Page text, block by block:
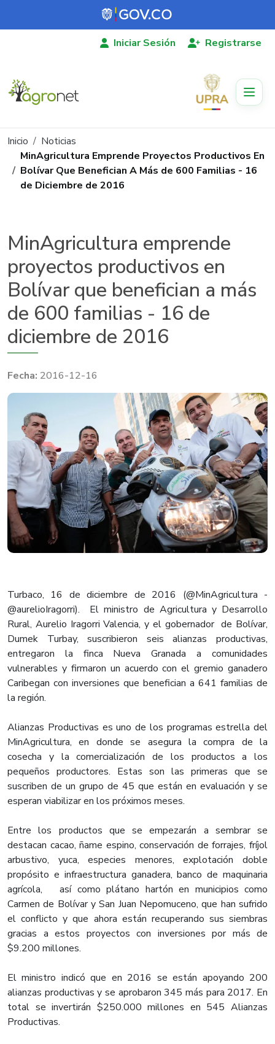
Pasar al contenido principal
Iniciar Sesión Registrarse
Ruta de navegación
Inicio
Noticias
MinAgricultura Emprende Proyectos Productivos En
Bolívar Que Benefician A Más de 600 Familias - 16
de Diciembre de 2016
MinAgricultura emprende
proyectos productivos en
Bolívar que benefician a más
de 600 familias - 16 de
diciembre de 2016
2016-12-16
Turbaco, 16 de diciembre de 2016 (@MinAgricultura -
@aurelioIragorri). El ministro de Agricultura y Desarrollo
Rural, Aurelio Iragorri Valencia, y el gobernador de Bolívar,
Dumek Turbay, suscribieron seis alianzas productivas,
entregaron la finca Nueva Granada a comunidades
vulnerables y firmaron un acuerdo con el gremio ganadero
Caribegan con inversiones que benefician a 641 familias de
la región.
Alianzas Productivas es uno de los programas estrella del
MinAgricultura, en donde se asegura la compra de la
cosecha y la comercialización de los productos a los
pequeños productores. Estas son las primeras que se
suscriben de un grupo de 45 que están en evaluación y se
esperan viabilizar en los próximos meses.
Entre los productos que se empezarán a sembrar se
destacan cacao, ñame espino, conservación de forrajes, fríjol
arbustivo, yuca, especies menores, explotación doble
propósito e infraestructura ganadera, banco de maquinaria
agrícola, así como plátano hartón en municipios como
Carmen de Bolívar y San Juan Nepomuceno, que han sufrido
el conflicto y que ahora están recuperando sus siembras
gracias a estos proyectos con inversiones por más de
$9.200 millones.
El ministro indicó que en 2016 se están apoyando 200
alianzas productivas y se aprobaron 345 más para 2017. En
total se invertirán $250.000 millones en 545 Alianzas
Productivas.